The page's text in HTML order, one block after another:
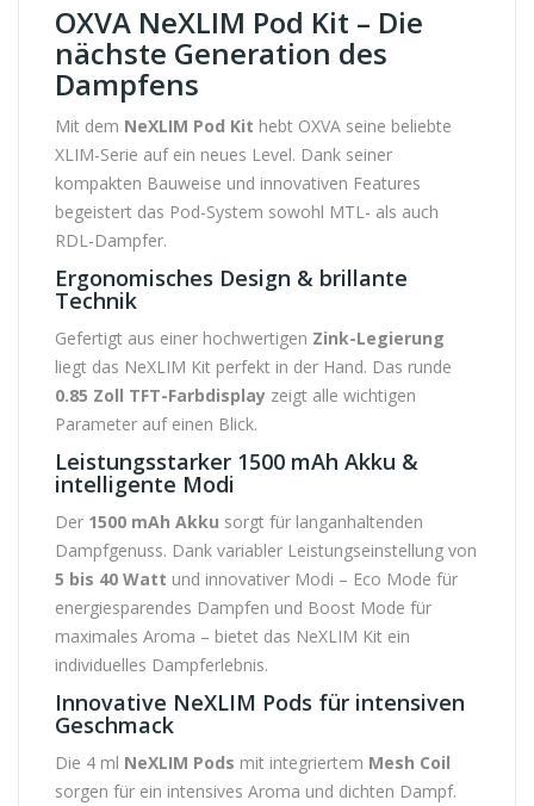
OXVA NeXLIM Pod Kit – Die
nächste Generation des
Dampfens
Mit dem NeXLIM Pod Kit hebt OXVA seine beliebte
XLIM-Serie auf ein neues Level. Dank seiner
kompakten Bauweise und innovativen Features
begeistert das Pod-System sowohl MTL- als auch
RDL-Dampfer.
Ergonomisches Design & brillante
Technik
Gefertigt aus einer hochwertigen Zink-Legierung
liegt das NeXLIM Kit perfekt in der Hand. Das runde
0.85 Zoll TFT-Farbdisplay zeigt alle wichtigen
Parameter auf einen Blick.
Leistungsstarker 1500 mAh Akku &
intelligente Modi
Der 1500 mAh Akku sorgt für langanhaltenden
Dampfgenuss. Dank variabler Leistungseinstellung von
5 bis 40 Watt und innovativer Modi – Eco Mode für
energiesparendes Dampfen und Boost Mode für
maximales Aroma – bietet das NeXLIM Kit ein
individuelles Dampferlebnis.
Innovative NeXLIM Pods für intensiven
Geschmack
Die 4 ml NeXLIM Pods mit integriertem Mesh Coil
sorgen für ein intensives Aroma und dichten Dampf.